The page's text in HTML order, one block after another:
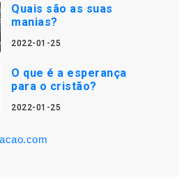
Quais são as suas
manias?
2022-01-25
O que é a esperança
para o cristão?
2022-01-25